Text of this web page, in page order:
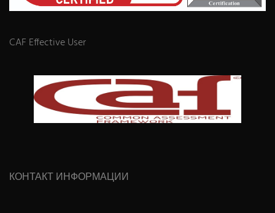
CAF Effective User
КОНТАКТ ИНФОРМАЦИИ